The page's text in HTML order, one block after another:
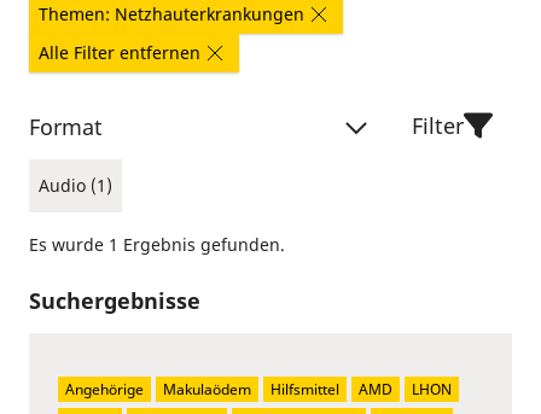
Themen: Netzhauterkrankungen
Alle Filter entfernen
Format
Audio (1)
Filter
Es wurde 1 Ergebnis gefunden.
Suchergebnisse
Angehörige Makulaödem Hilfsmittel AMD
LHON